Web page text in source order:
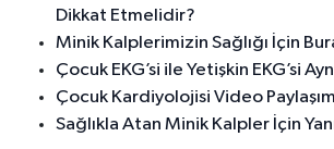
Dikkat Etmelidir?
Minik Kalplerimizin Sağlığı İçin
Çocuk EKG’si ile Yetişkin EKG’si
Çocuk Kardiyolojisi Video
Sağlıkla Atan Minik Kalpler İçin